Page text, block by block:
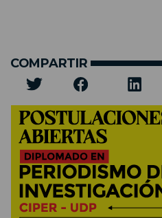
COMPARTIR